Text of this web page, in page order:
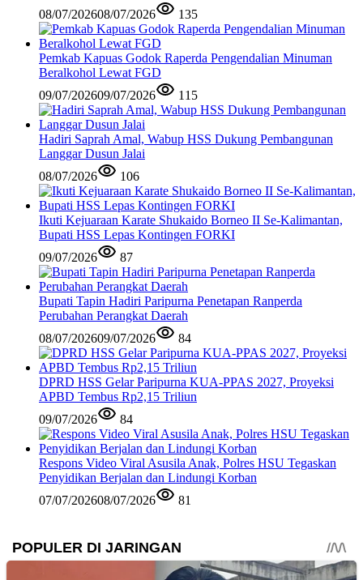
08/07/202608/07/2026 135
Pemkab Kapuas Godok Raperda Pengendalian Minuman
Beralkohol Lewat FGD
09/07/202609/07/2026 115
Hadiri Saprah Amal, Wabup HSS Dukung Pembangunan
Langgar Dusun Jalai
08/07/2026
106
Ikuti Kejuaraan Karate Shukaido Borneo II Se-Kalimantan,
Bupati HSS Lepas Kontingen FORKI
09/07/2026
87
Bupati Tapin Hadiri Paripurna Penetapan Ranperda
Perubahan Perangkat Daerah
08/07/202609/07/2026 84
DPRD HSS Gelar Paripurna KUA-PPAS 2027, Proyeksi
APBD Tembus Rp2,15 Triliun
09/07/2026
84
Respons Video Viral Asusila Anak, Polres HSU Tegaskan
Penyidikan Berjalan dan Lindungi Korban
07/07/202608/07/2026 81